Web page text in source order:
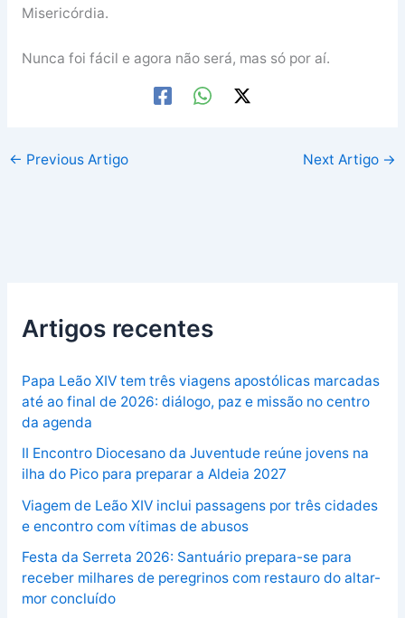
Misericórdia.
Nunca foi fácil e agora não será, mas só por aí.
← Previous Artigo Next Artigo →
Artigos recentes
Papa Leão XIV tem três viagens apostólicas marcadas
até ao final de 2026: diálogo, paz e missão no centro
da agenda
II Encontro Diocesano da Juventude reúne jovens na
ilha do Pico para preparar a Aldeia 2027
Viagem de Leão XIV inclui passagens por três cidades
e encontro com vítimas de abusos
Festa da Serreta 2026: Santuário prepara-se para
receber milhares de peregrinos com restauro do altar-
mor concluído